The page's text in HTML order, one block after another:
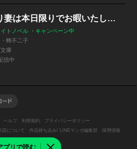
プリで読む
お飾り妻は本日限りでお暇いたします～離婚するつもりが、気づけば愛されてました～【SS付き】
トノベル ・キャンペーン中
蜂不二子
庫
信中
ヘルプ 利用規約
プライバシーポリシー
諾について 作品持ち込み/ LINEマンガ編集部
採用情報